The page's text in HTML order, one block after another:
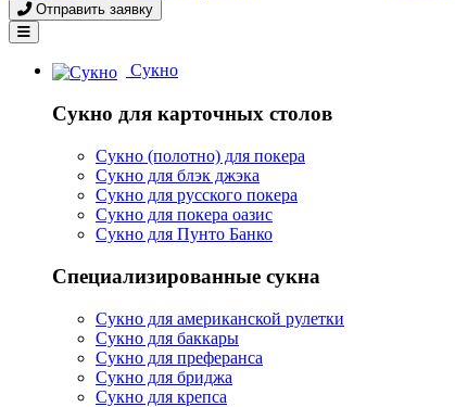
Отправить заявку
Сукно
Сукно для карточных столов
Сукно (полотно) для покера
Сукно для блэк джэка
Сукно для русского покера
Сукно для покера оазис
Сукно для Пунто Банко
Специализированные сукна
Сукно для американской рулетки
Сукно для баккары
Сукно для преферанса
Сукно для бриджа
Сукно для крепса